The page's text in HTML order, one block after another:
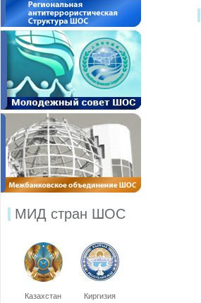
МИД стран ШОС
Казахстан Киргизия